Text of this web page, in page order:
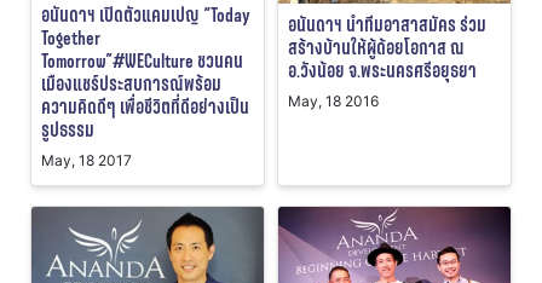
อนันดาฯ เปิดตัวแคมเปญ “Today
Together
Tomorrow”#WECulture ชวนคน
เมืองแชร์ประสบการณ์พร้อม
ความคิดดีๆ เพื่อชีวิตที่ดีอย่างเป็น
รูปธรรม
May, 18 2017
อนันดาฯ นำทีมอาสาสมัคร ร่วม
สร้างบ้านให้ผู้ด้อยโอกาส ณ
อ.วังน้อย จ.พระนครศรีอยุธยา
May, 18 2016